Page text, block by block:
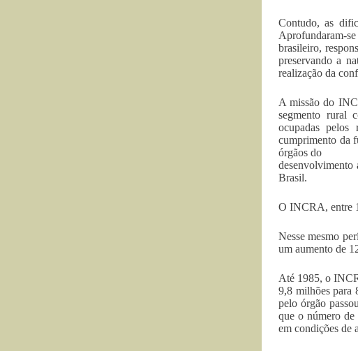
Contudo, as
Aprofundaram-
brasileiro,
preservando a
realização da
A missão do
segmento rural
ocupadas pelos
cumprimento da
órgãos do
desenvolvimento
Brasil.
O INCRA, entre
Nesse mesmo
um aumento de
Até 1985, o
9,8 milhões para
pelo órgão
que o número
em condições de